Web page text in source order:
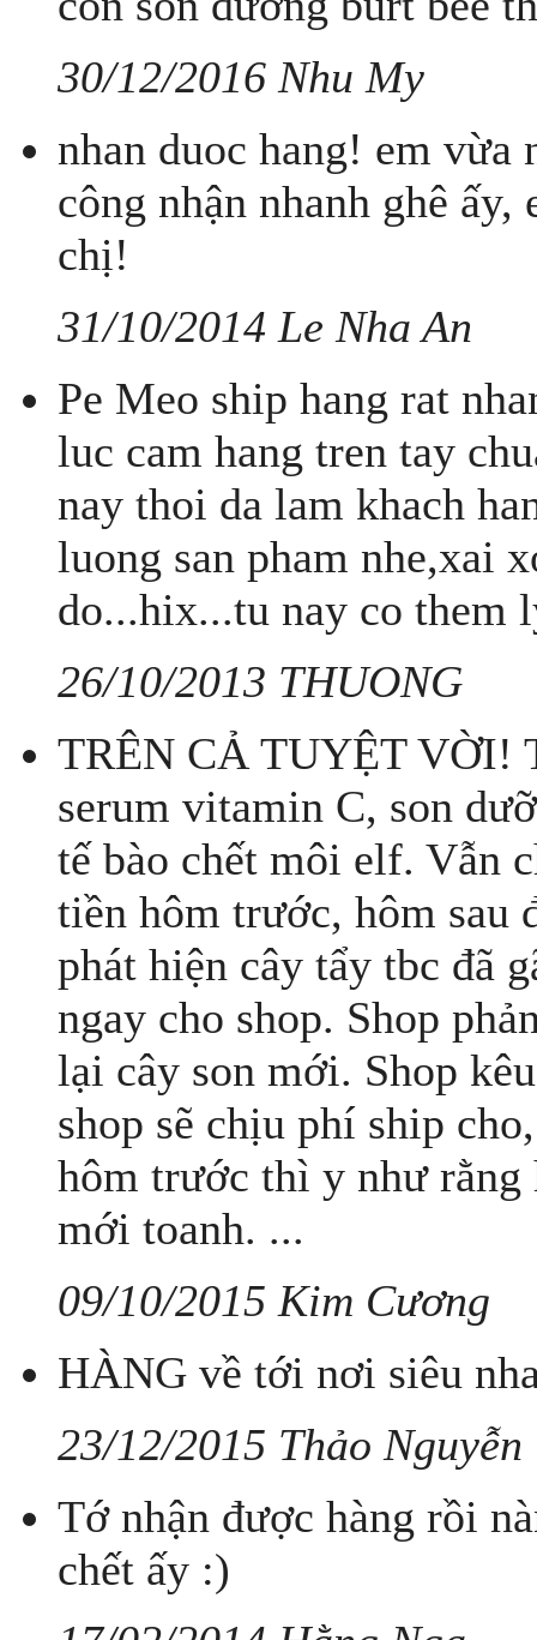
30/12/2016 Nhu My
nhan duoc hang! em
công nhận nhanh ghê
chị!
31/10/2014 Le Nha An
Pe Meo ship hang rat
luc cam hang tren tay
nay thoi da lam khach
luong san pham nhe,xai
do...hix...tu nay co them
26/10/2013 THUONG
TRÊN CẢ TUYỆT VỜI!
serum vitamin C, son
tế bào chết môi elf. Vẫn
tiền hôm trước, hôm sau
phát hiện cây tẩy tbc đã
ngay cho shop. Shop
lại cây son mới. Shop
shop sẽ chịu phí ship
hôm trước thì y như rằng
mới toanh. ...
09/10/2015 Kim Cương
HÀNG về tới nơi siêu
23/12/2015 Thảo Nguyễn
Tớ nhận được hàng rồi
chết ấy :)